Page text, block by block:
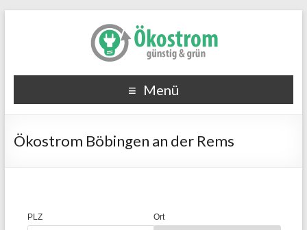
Menü
Ökostrom Böbingen an der Rems